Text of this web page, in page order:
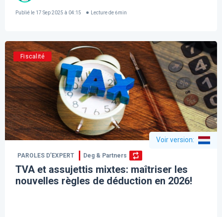
Publié le 17 Sep 2025 à 04:15 Lecture de 6min
Fiscalité
Voir version:
PAROLES D’EXPERT Deg & Partners
TVA et assujettis mixtes: maîtriser les
nouvelles règles de déduction en 2026!